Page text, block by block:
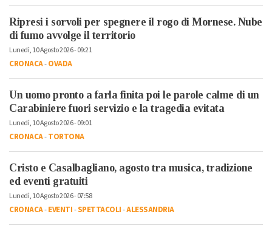
Ripresi i sorvoli per spegnere il rogo di Mornese. Nube
di fumo avvolge il territorio
Lunedì, 10 Agosto 2026 - 09:21
CRONACA-OVADA
Un uomo pronto a farla finita poi le parole calme di un
Carabiniere fuori servizio e la tragedia evitata
Lunedì, 10 Agosto 2026 - 09:01
CRONACA-TORTONA
Cristo e Casalbagliano, agosto tra musica, tradizione
ed eventi gratuiti
Lunedì, 10 Agosto 2026 - 07:58
CRONACA-EVENTI-SPETTACOLI-ALESSANDRIA